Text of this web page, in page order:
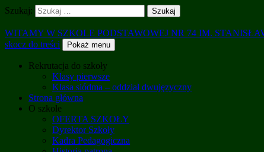
Szukaj:
WITAMY W SZKOLE PODSTAWOWEJ NR 74 IM.
skocz do treści
Pokaż menu
Rekrutacja do szkoły
Klasy pierwsze
Klasa siódma – oddział dwujęzyczny
Strona główna
O szkole
OFERTA SZKOŁY
Dyrektor Szkoły
Kadra Pedagogiczna